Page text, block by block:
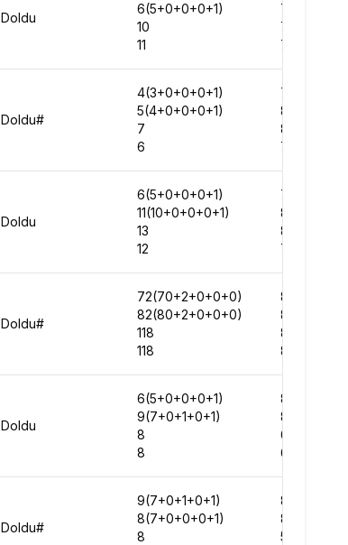
Doldu
6(5+0+0+0+1)
10
11
79834
77412
72641
Doldu#
4(3+0+0+0+1)
5(4+0+0+0+1)
7
6
78730
81182
82322
71995
Doldu
6(5+0+0+0+1)
11(10+0+0+0+1)
13
12
79739
88678
82035
70544
Doldu#
72(70+2+0+0+0)
82(80+2+0+0+0)
118
118
80020
85903
86034
85523
Doldu
6(5+0+0+0+1)
9(7+0+1+0+1)
8
8
81217
81169
60660
69974
Doldu#
9(7+0+1+0+1)
8(7+0+0+0+1)
8
82398
85573
59457